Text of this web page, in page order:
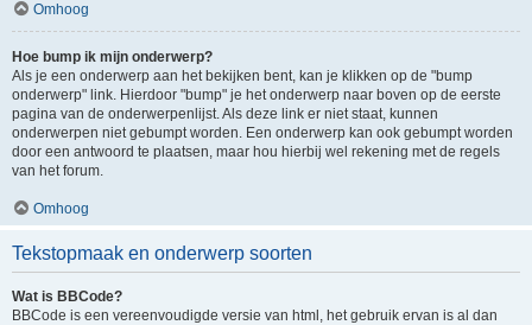
Omhoog
Hoe bump ik mijn onderwerp?
Als je een onderwerp aan het bekijken bent, kan je klikken op de "bump
onderwerp" link. Hierdoor "bump" je het onderwerp naar boven op de eerste
pagina van de onderwerpenlijst. Als deze link er niet staat, kunnen
onderwerpen niet gebumpt worden. Een onderwerp kan ook gebumpt worden
door een antwoord te plaatsen, maar hou hierbij wel rekening met de regels
van het forum.
Omhoog
Tekstopmaak en onderwerp soorten
Wat is BBCode?
BBCode is een vereenvoudigde versie van html, het gebruik ervan is al dan